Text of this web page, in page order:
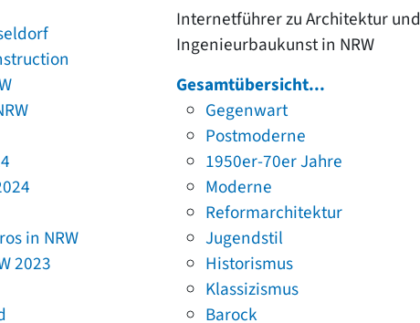
in NRW
2023
Internetführer zu Architektur und
Ingenieurbaukunst in NRW
Gesamtübersicht...
Gegenwart
Postmoderne
1950er-70er Jahre
Moderne
Reformarchitektur
Jugendstil
Historismus
Klassizismus
Barock